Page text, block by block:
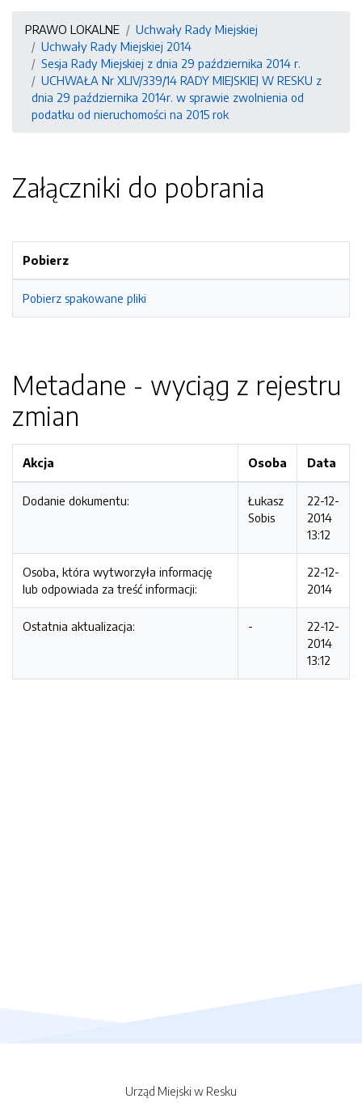
PRAWO LOKALNE
Uchwały Rady Miejskiej
Uchwały Rady Miejskiej 2014
Sesja Rady Miejskiej z dnia 29 października 2014 r.
UCHWAŁA Nr XLIV/339/14 RADY MIEJSKIEJ W RESKU z
dnia 29 października 2014r. w sprawie zwolnienia od
podatku od nieruchomości na 2015 rok
Załączniki do pobrania
Pobierz
Pobierz spakowane pliki
Metadane - wyciąg z rejestru
zmian
Akcja Osoba Data
Dodanie dokumentu:
Łukasz
Sobis
22-12-
2014
13:12
Osoba, która wytworzyła informację
lub odpowiada za treść informacji:
22-12-
2014
Ostatnia aktualizacja: -
22-12-
2014
13:12
Urząd Miejski w Resku